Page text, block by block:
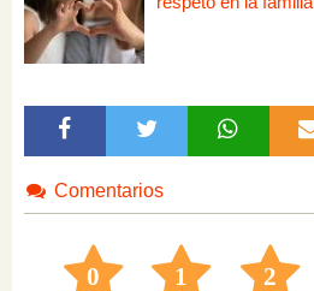
Comentarios
0 1 2